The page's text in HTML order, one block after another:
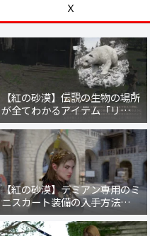
Ｘ
【紅の砂漠】伝説の生物の場所
が全てわかるアイテム「リブル
の魂」の入手方法
【紅の砂漠】デミアン専用のミ
ニスカート装備の入手方法・場
所まとめ【戦場の光】【暗紅の
礼装】